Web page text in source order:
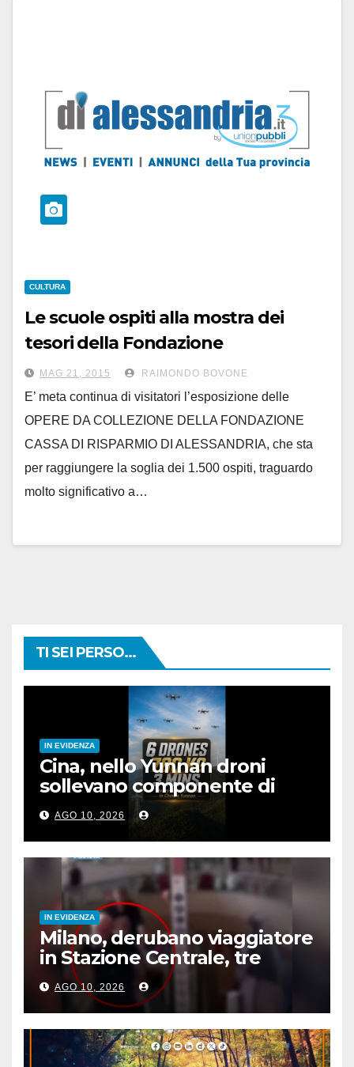
CULTURA
Le scuole ospiti alla mostra dei
tesori della Fondazione
MAG 21, 2015 RAIMONDO BOVONE
E’ meta continua di visitatori l’esposizione delle
OPERE DA COLLEZIONE DELLA FONDAZIONE
CASSA DI RISPARMIO DI ALESSANDRIA, che sta
per raggiungere la soglia dei 1.500 ospiti, traguardo
molto significativo a…
TI SEI PERSO...
IN EVIDENZA
Cina, nello Yunnan droni
sollevano componente di
rete elettrica da 780 kg
AGO 10, 2026
IN EVIDENZA
Milano, derubano viaggiatore
in Stazione Centrale, tre
arresti
AGO 10, 2026